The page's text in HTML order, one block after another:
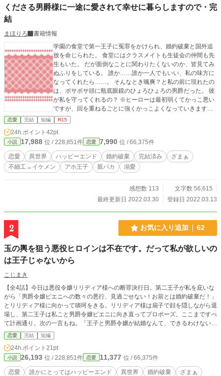
くださる男爵様に一途に愛されて幸せに暮らしますので・完
結
まほりろ
書籍情報
学園の食堂で第一王子に冤罪をかけられ、婚約破棄と国外追
放を命じられた。 食堂にはクラスメイトも生徒会の仲間も先
生もいた。 だが面倒なことに関わりたくないのか、皆見てみ
ぬふりをしている。 誰か……誰か一人でもいい、私の味方に
なってくれたら……。 そんなとき颯爽？と私の前に現れたの
は、ボサボサ頭に瓶底眼鏡のひょろひょろの男爵だった。 彼
が私を守ってくれるの？ ※ヒーローは最初弱くてかっこ悪い
ですが、回を重ねるごとに強くかっこよくなっていきます。
※ざまぁ有り、死ネタ有り ※他サイトにも投稿予定。 「Cop
yright（C）2021-九頭竜坂まほろん」
恋愛 完結 短編 R15
24h.ポイント 42pt
小説 17,988 位 / 228,851件 恋愛 7,990 位 / 66,375件
恋愛 異世界 ハッピーエンド 婚約破棄 完結済み
ざまぁ
不細工→イケメン
アホ王子 親バカ 溺愛
感想数 113
文字数 56,615
最終更新日 2022.03.30
登録日 2022.03.13
2 お気に入り追加 62
玉の輿を狙う悪役ヒロインは不在です。だって私が欲しいの
は王子じゃないから
こじまき
【全4話】今日は悪役令嬢リリディア様への断罪決行日。第二王子が私を庇いな
がら「男爵令嬢ピエニへの数々の悪行、見過ごせない！お前とは婚約破棄だ！」
とリリディア様に向かって啖呵をきる。リリディア様は扇子で顔を隠しながら退
場し、第二王子は私こと男爵令嬢ピエニに向き直ってプロポーズ。ここまですべ
て計画通り。次の一言もね。「王子と男爵令嬢が結婚なんて、できるわけないじ
ゃないですか。感情に振り回されて大事な婚約を破棄するような王子と結婚なん
て、したくもないですし」※小説家になろうにも投稿してます
恋愛 完結 短編
24h.ポイント 21pt
小説 26,193 位 / 228,851件 恋愛 11,377 位 / 66,375件
恋愛 誰かにとってはハッピーエンド 異世界 婚約破棄
ざまぁ